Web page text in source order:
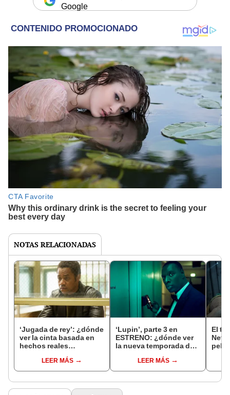
Google
NOTAS RELACIONADAS
‘Jugada de rey’: ¿dónde
ver la cinta basada en
hechos reales
Gooding Jr.?
LEER MÁS
‘Lupin’, parte 3 en
ESTRENO: ¿dónde ver
la nueva temporada de
LEER MÁS
El